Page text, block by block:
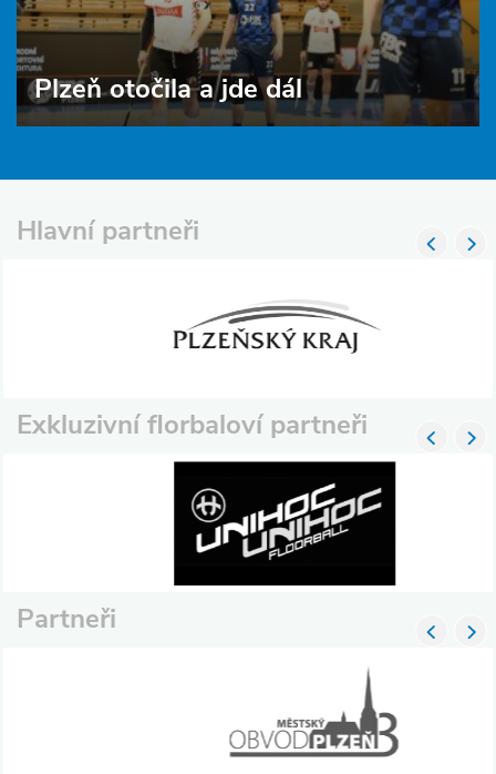
Plzeň otočila a jde dál
Hlavní partneři
Exkluzivní florbaloví partneři
Partneři